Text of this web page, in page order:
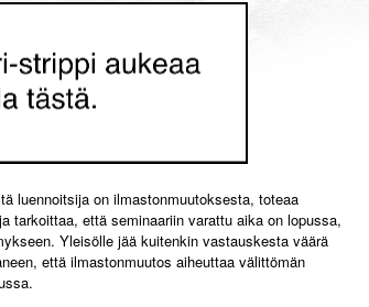
luennoitsija on ilmastonmuutoksesta, toteaa
tarkoittaa, että seminaariin varattu aika on lopussa,
Yleisölle jää kuitenkin vastauskesta väärä
että ilmastonmuutos aiheuttaa välittömän